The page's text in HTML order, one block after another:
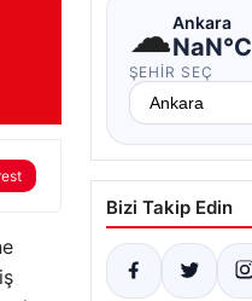
☁Ankara
NaN°C
ŞEHIR SEÇ
Bizi Takip Edin